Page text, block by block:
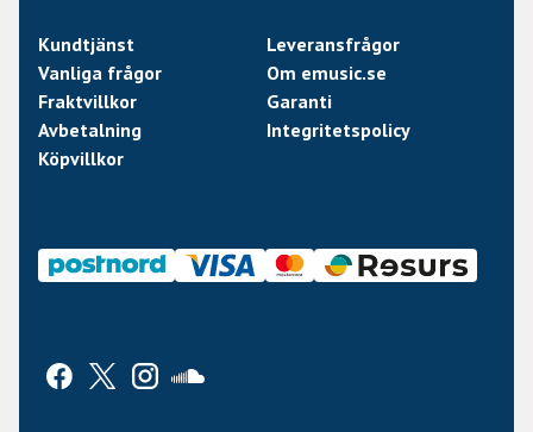
Kundtjänst
Leveransfrågor
Vanliga frågor
Om emusic.se
Fraktvillkor
Garanti
Avbetalning
Integritetspolicy
Köpvillkor